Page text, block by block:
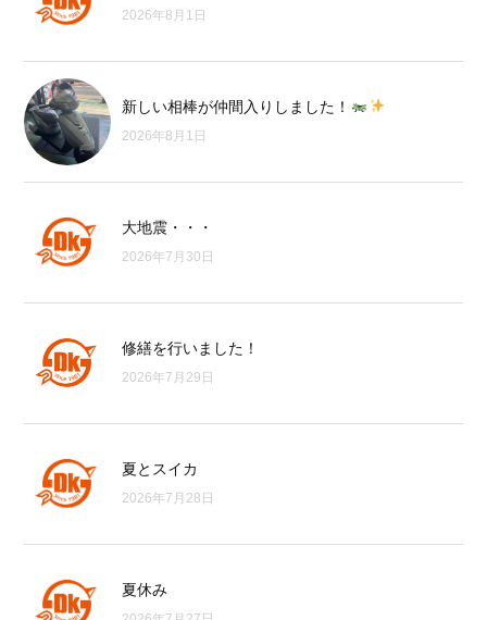
2026年8月1日
新しい相棒が仲間入りしました！
2026年8月1日
大地震・・・
2026年7月30日
修繕を行いました！
2026年7月29日
夏とスイカ
2026年7月28日
夏休み